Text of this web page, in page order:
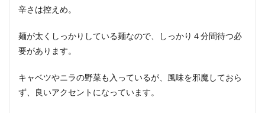
辛さは控えめ。
麺が太くしっかりしている麺なので、しっかり４分間待つ必
要があります。
キャベツやニラの野菜も入っているが、風味を邪魔しておら
ず、良いアクセントになっています。